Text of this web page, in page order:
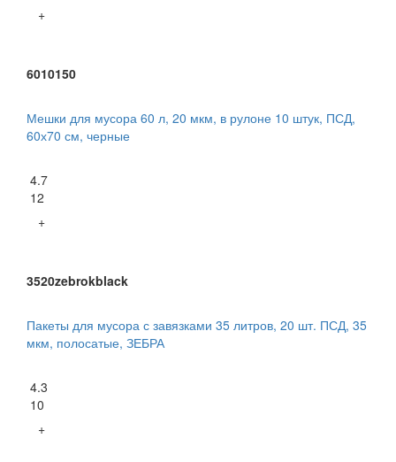
+
6010150
Мешки для мусора 60 л, 20 мкм, в рулоне 10 штук, ПСД,
60х70 см, черные
4.7
12
+
3520zebrokblack
Пакеты для мусора с завязками 35 литров, 20 шт. ПСД, 35
мкм, полосатые, ЗЕБРА
4.3
10
+